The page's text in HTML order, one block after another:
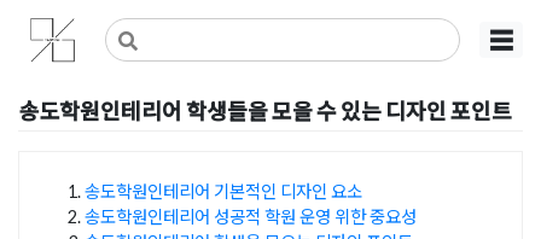
Skip
content
사무실인테리어 디자인 공사 비용견적 플랫폼
사무실인테리어 916
☰
송도학원인테리어 학생들을 모을 수 있는 디자인 포인트
송도학원인테리어 기본적인 디자인 요소
송도학원인테리어 성공적 학원 운영 위한 중요성